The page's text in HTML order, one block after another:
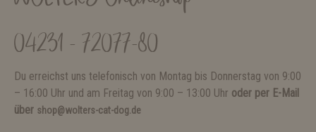
04231 - 72077-80
Du erreichst uns telefonisch von Montag bis Donnerstag von 9:00
– 16:00 Uhr und am Freitag von 9:00 – 13:00 Uhr oder per E-Mail
über shop@wolters-cat-dog.de